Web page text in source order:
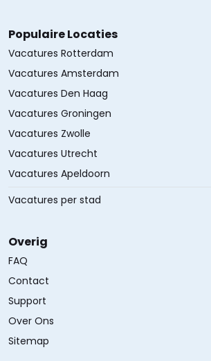
Populaire Locaties
Vacatures Rotterdam
Vacatures Amsterdam
Vacatures Den Haag
Vacatures Groningen
Vacatures Zwolle
Vacatures Utrecht
Vacatures Apeldoorn
Vacatures per stad
Overig
FAQ
Contact
Support
Over Ons
Sitemap